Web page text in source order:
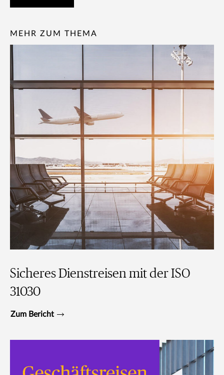
MEHR ZUM THEMA
Sicheres Dienstreisen mit der ISO
31030
Zum Bericht